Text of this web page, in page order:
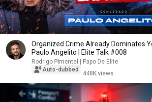
Organized Crime Already Dominates
Paulo Angelito | Elite Talk #008
Rodrigo Pimentel | Papo De Elite
Auto-dubbed
448K views